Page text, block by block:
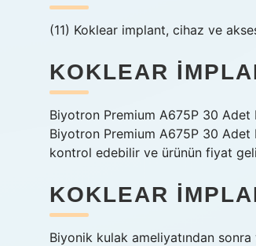
(11) Koklear implant, cihaz ve
KOKLEAR
Biyotron Premium A675P 30 Adet
Biyotron Premium A675P 30
kontrol edebilir ve ürünün fiyat
KOKLEAR
Biyonik kulak ameliyatından